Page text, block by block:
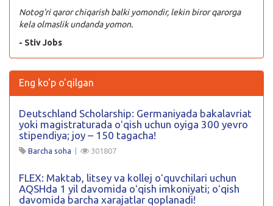
Notog’ri qaror chiqarish balki yomondir, lekin biror qarorga
kela olmaslik undanda yomon.
- Stiv Jobs
Eng ko'p o'qilgan
Deutschland Scholarship: Germaniyada bakalavriat
yoki magistraturada oʻqish uchun oyiga 300 yevro
stipendiya; joy – 150 tagacha!
Barcha soha | 301807
FLEX: Maktab, litsey va kollej oʻquvchilari uchun
AQSHda 1 yil davomida oʻqish imkoniyati; oʻqish
davomida barcha xarajatlar qoplanadi!